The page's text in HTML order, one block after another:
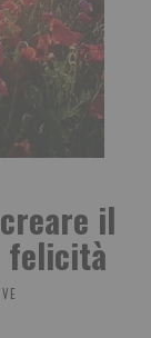
il
felicità